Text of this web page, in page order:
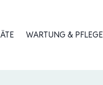
WARTUNG & PFLEGE